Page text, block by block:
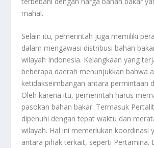
mahal.
Selain itu, pemerintah juga memiliki
dalam mengawasi distribusi bahan
wilayah Indonesia. Kelangkaan yang
beberapa daerah menunjukkan bahwa
ketidakseimbangan antara permintaan
Oleh karena itu, pemerintah harus
pasokan bahan bakar. Termasuk
dipenuhi dengan tepat waktu dan
wilayah. Hal ini memerlukan koordinasi
antara pihak terkait, seperti Pertamina.